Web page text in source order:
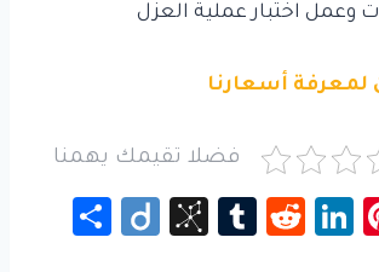
وعمل اختبار عملية العزل
لمعرفة أسعارنا
فضلا تقيمك يهمنا
Pi
Li
Tu
Bi
Di